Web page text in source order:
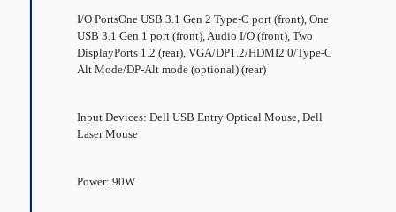
I/O PortsOne USB 3.1 Gen 2 Type-C port (front), One
USB 3.1 Gen 1 port (front), Audio I/O (front), Two
DisplayPorts 1.2 (rear), VGA/DP1.2/HDMI2.0/Type-C
Alt Mode/DP-Alt mode (optional) (rear)
Input Devices: Dell USB Entry Optical Mouse, Dell
Laser Mouse
Power: 90W